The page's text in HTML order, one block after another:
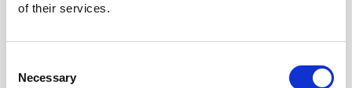
of their services.
Selection
Necessary
Поздний континентальный завтрак